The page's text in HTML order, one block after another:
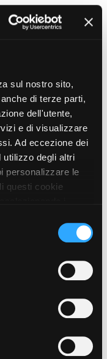
sul nostro sito,
di terze parti,
dell'utente,
e di visualizzare
Ad eccezione dei
utilizzo degli altri
personalizzare le
questi cookie
i cookie, cliccando
Cliccando sul tasto
Per
dell’informativa
cliccando qui.